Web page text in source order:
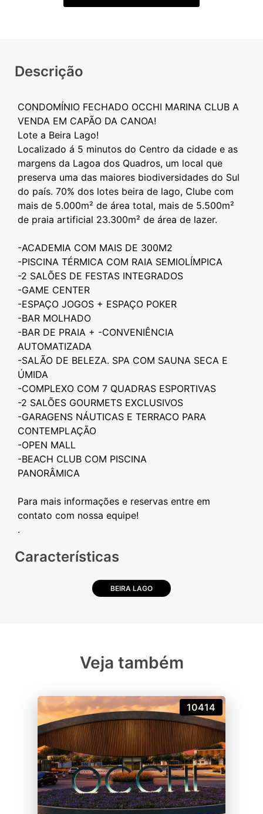
Descrição
CONDOMÍNIO FECHADO OCCHI MARINA CLUB A
VENDA EM CAPÃO DA CANOA!
Lote a Beira Lago!
Localizado á 5 minutos do Centro da cidade e as
margens da Lagoa dos Quadros, um local que
preserva uma das maiores biodiversidades do Sul
do país. 70% dos lotes beira de lago, Clube com
mais de 5.000m² de área total, mais de 5.500m²
de praia artificial 23.300m² de área de lazer.
-ACADEMIA COM MAIS DE 300M2
-PISCINA TÉRMICA COM RAIA SEMIOLÍMPICA
-2 SALÕES DE FESTAS INTEGRADOS
-GAME CENTER
-ESPAÇO JOGOS + ESPAÇO POKER
-BAR MOLHADO
-BAR DE PRAIA + -CONVENIÊNCIA
AUTOMATIZADA
-SALÃO DE BELEZA. SPA COM SAUNA SECA E
ÚMIDA
-COMPLEXO COM 7 QUADRAS ESPORTIVAS
-2 SALÕES GOURMETS EXCLUSIVOS
-GARAGENS NÁUTICAS E TERRACO PARA
CONTEMPLAÇÃO
-OPEN MALL
-BEACH CLUB COM PISCINA
PANORÂMICA
Para mais informações e reservas entre em
contato com nossa equipe!
Características
BEIRA LAGO
Veja também
10414